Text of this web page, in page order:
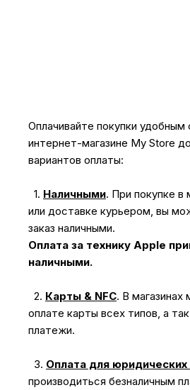
Оплачивайте покупки
интернет-магазине My Store
вариантов оплаты:
1. Наличными. При покупке в
или доставке курьером, вы
заказ наличными.
Оплата за технику Apple
наличными.
2. Карты & NFC. В
оплате карты всех типов, а
платежи.
3. Оплата для юридических
производиться безналичным